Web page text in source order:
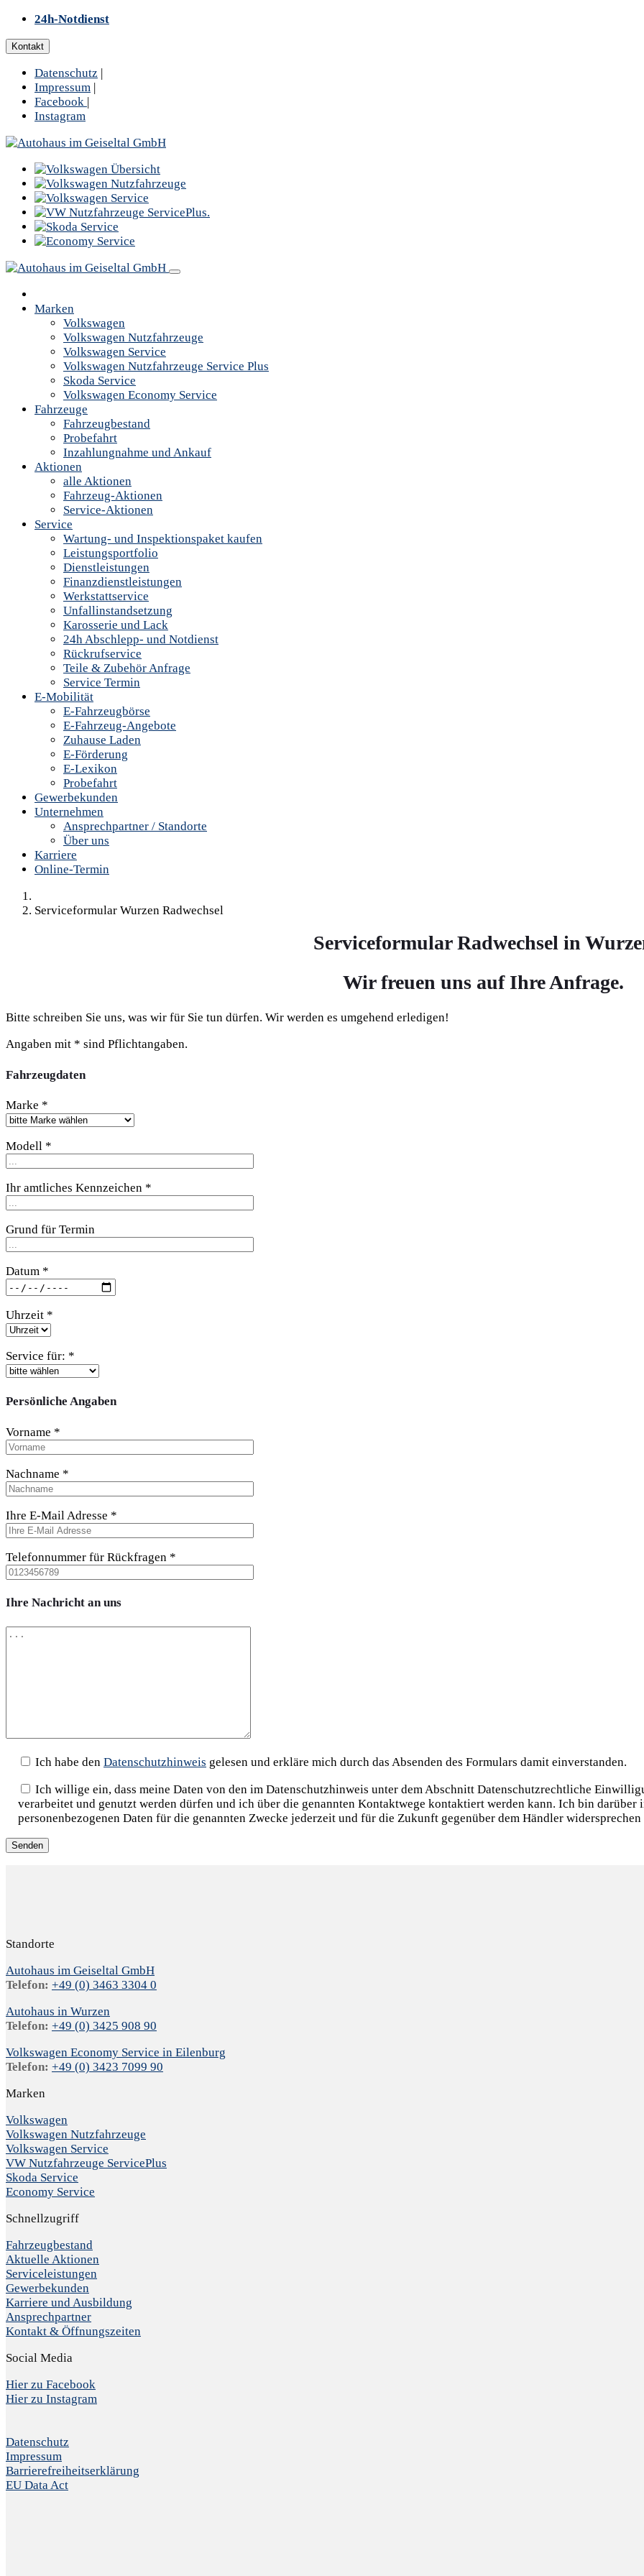
24h-Notdienst
Kontakt
Datenschutz |
Impressum |
Facebook |
Instagram
Marken
Volkswagen
Volkswagen Nutzfahrzeuge
Volkswagen Service
Volkswagen Nutzfahrzeuge Service Plus
Skoda Service
Volkswagen Economy Service
Fahrzeuge
Fahrzeugbestand
Probefahrt
Inzahlungnahme und Ankauf
Aktionen
alle Aktionen
Fahrzeug-Aktionen
Service-Aktionen
Service
Wartung- und Inspektionspaket kaufen
Leistungsportfolio
Dienstleistungen
Finanzdienstleistungen
Werkstattservice
Unfallinstandsetzung
Karosserie und Lack
24h Abschlepp- und Notdienst
Rückrufservice
Teile & Zubehör Anfrage
Service Termin
E-Mobilität
E-Fahrzeugbörse
E-Fahrzeug-Angebote
Zuhause Laden
E-Förderung
E-Lexikon
Probefahrt
Gewerbekunden
Unternehmen
Ansprechpartner / Standorte
Über uns
Karriere
Online-Termin
Serviceformular Wurzen Radwechsel
Serviceformular Radwechsel in
Wir freuen uns auf Ihre Anfrage.
Bitte schreiben Sie uns, was wir für Sie tun dürfen. Wir werden es umgehend erledigen!
Angaben mit * sind Pflichtangaben.
Fahrzeugdaten
Marke *
Modell *
Ihr amtliches Kennzeichen *
Grund für Termin
Datum *
Uhrzeit *
Service für: *
Persönliche Angaben
Vorname *
Nachname *
Ihre E-Mail Adresse *
Telefonnummer für Rückfragen *
Ihre Nachricht an uns
Ich habe den Datenschutzhinweis gelesen und erkläre mich durch das Absenden des Formulars damit einverstanden.
Ich willige ein, dass meine Daten von den im Datenschutzhinweis unter dem Abschnitt Datenschutzrechtliche
verarbeitet und genutzt werden dürfen und ich über die genannten Kontaktwege kontaktiert werden kann. Ich bin
personenbezogenen Daten für die genannten Zwecke jederzeit und für die Zukunft gegenüber dem Händler widersprechen
Standorte
Autohaus im Geiseltal GmbH
Telefon: +49 (0) 3463 3304 0
Autohaus in Wurzen
Telefon: +49 (0) 3425 908 90
Volkswagen Economy Service in Eilenburg
Telefon: +49 (0) 3423 7099 90
Marken
Volkswagen
Volkswagen Nutzfahrzeuge
Volkswagen Service
VW Nutzfahrzeuge ServicePlus
Skoda Service
Economy Service
Schnellzugriff
Fahrzeugbestand
Aktuelle Aktionen
Serviceleistungen
Gewerbekunden
Karriere und Ausbildung
Ansprechpartner
Kontakt & Öffnungszeiten
Social Media
Hier zu Facebook
Hier zu Instagram
Datenschutz
Impressum
Barrierefreiheitserklärung
EU Data Act